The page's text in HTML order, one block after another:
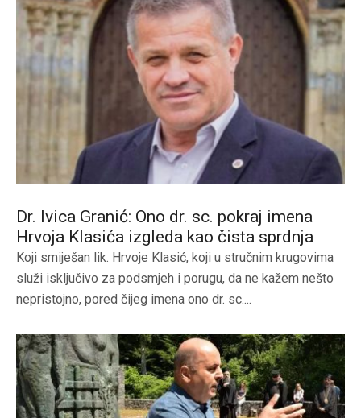
Dr. Ivica Granić: Ono dr. sc. pokraj imena
Hrvoja Klasića izgleda kao čista sprdnja
Koji smiješan lik. Hrvoje Klasić, koji u stručnim krugovima
služi isključivo za podsmjeh i porugu, da ne kažem nešto
nepristojno, pored čijeg imena ono dr. sc....